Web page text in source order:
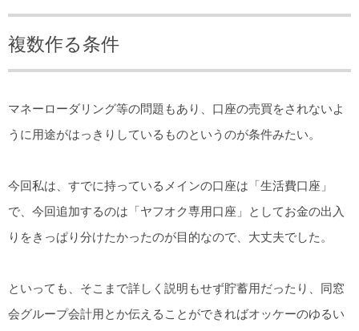
複数作る条件
マネーローダリング等の問題もあり、口座の売買をされないよ
うに用途がはっきりしているものというのが条件みたい。
今回私は、すでに持っているメインの口座は「生活費口座」
で、今回追加するのは「ヤフオク専用口座」としてお金の出入
りをきっぱり分けたかったのが目的なので、大丈夫でした。
といっても、そこまで詳しく説明もせず貯蓄用だったり、同窓
会グループ会計用とか伝えることができればオッケーのゆるい